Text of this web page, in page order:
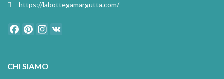
https://labottegamargutta.com/
FacebookPinterestInstagram
CHI SIAMO